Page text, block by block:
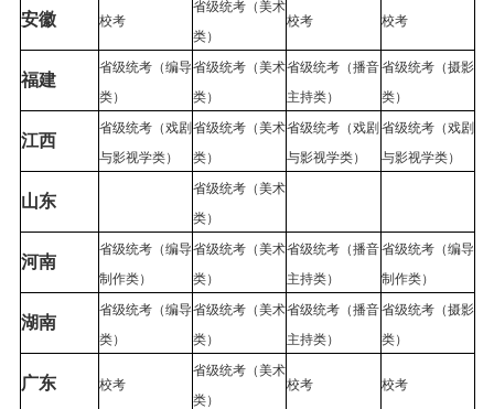
安徽 校考
省级统考（美术
类）
校考 校考
福建
省级统考（编导
类）
省级统考（美术
类）
省级统考（播音
主持类）
省级统考（摄影
类）
江西
省级统考（戏剧
与影视学类）
省级统考（美术
类）
省级统考（戏剧
与影视学类）
省级统考（戏剧
与影视学类）
山东
省级统考（美术
类）
河南
省级统考（编导
制作类）
省级统考（美术
类）
省级统考（播音
主持类）
省级统考（编导
制作类）
湖南
省级统考（编导
类）
省级统考（美术
类）
省级统考（播音
主持类）
省级统考（摄影
类）
广东 校考
省级统考（美术
类）
校考 校考